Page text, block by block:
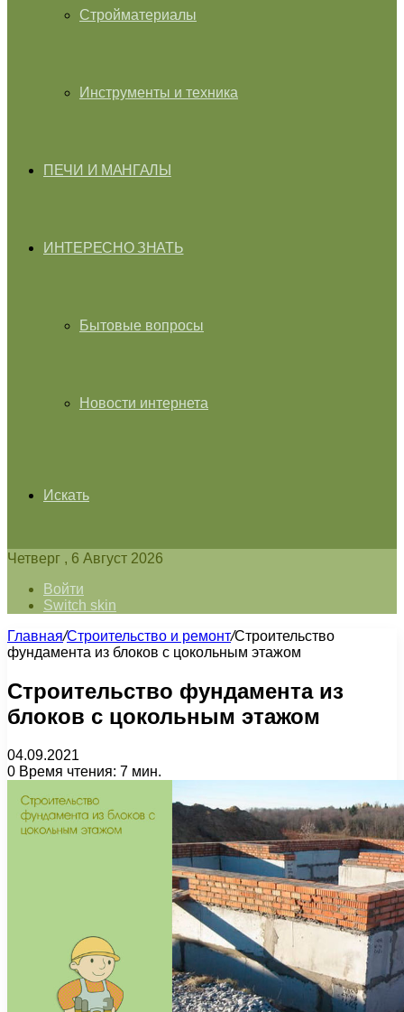
Стройматериалы
Инструменты и техника
ПЕЧИ И МАНГАЛЫ
ИНТЕРЕСНО ЗНАТЬ
Бытовые вопросы
Новости интернета
Искать
Четверг , 6 Август 2026
Войти
Switch skin
Главная/Строительство и ремонт/Строительство
фундамента из блоков с цокольным этажом
Строительство фундамента из
блоков с цокольным этажом
04.09.2021
0 Время чтения: 7 мин.